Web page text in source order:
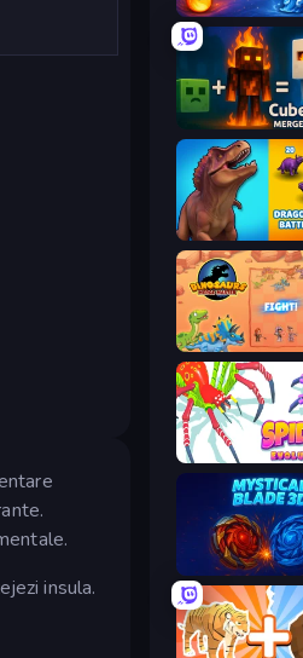
insula.
Elemental Merge
Mystical Blade